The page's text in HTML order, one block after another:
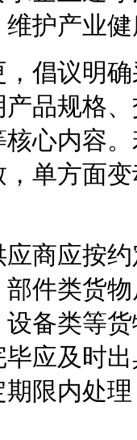
护产业
倡议明
品规格
心内容
单方面
商应按
件类货
备类等
应及时
限内处